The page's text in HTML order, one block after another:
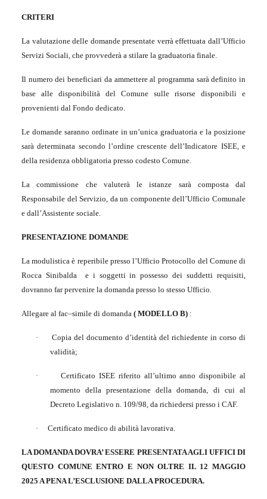
CRITERI
La valutazione delle domande presentate verrà effettuata dall’Ufficio
Servizi Sociali, che provvederà a stilare la graduatoria finale.
Il numero dei beneficiari da ammettere al programma sarà definito in
base alle disponibilità del Comune sulle risorse disponibili e
provenienti dal Fondo dedicato.
Le domande saranno ordinate in un’unica graduatoria e la posizione
sarà determinata secondo l’ordine crescente dell’Indicatore ISEE, e
della residenza obbligatoria presso codesto Comune.
La commissione che valuterà le istanze sarà composta dal
Responsabile del Servizio, da un componente dell’Ufficio Comunale
e dall’Assistente sociale.
PRESENTAZIONE DOMANDE
La modulistica è reperibile presso l’Ufficio Protocollo del Comune di
Rocca Sinibalda
e i soggetti in possesso dei suddetti requisiti,
dovranno far pervenire la domanda presso lo stesso Ufficio.
Allegare al fac–simile di domanda ( MODELLO B) :
·
Copia del documento d’identità del richiedente in corso di
validità;
·
Certificato ISEE riferito all’ultimo anno disponibile al
momento della presentazione della domanda, di cui al
Decreto Legislativo n. 109/98, da richiedersi presso i CAF.
· Certificato medico di abilità lavorativa.
LA DOMANDA DOVRA’ ESSERE PRESENTATA AGLI UFFICI DI
QUESTO COMUNE ENTRO E NON OLTRE IL 12 MAGGIO
2025 A PENA L’ESCLUSIONE DALLA PROCEDURA.